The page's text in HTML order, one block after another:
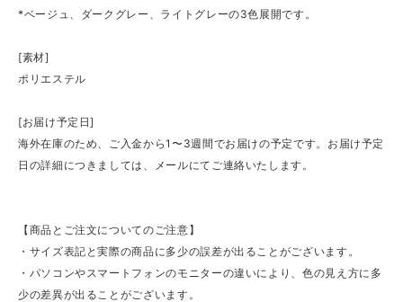
*ベージュ、ダークグレー、ライトグレーの3色展開です。
[素材]
ポリエステル
[お届け予定日]
海外在庫のため、ご入金から1〜3週間でお届けの予定です。お届け予定
日の詳細につきましては、メールにてご連絡いたします。
【商品とご注文についてのご注意】
・サイズ表記と実際の商品に多少の誤差が出ることがございます。
・パソコンやスマートフォンのモニターの違いにより、色の見え方に多
少の差異が出ることがございます。